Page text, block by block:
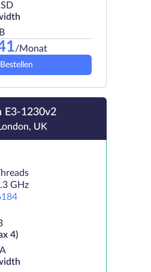
/Monat
Bestellen
E3-1230v2
UK
GHz
4)